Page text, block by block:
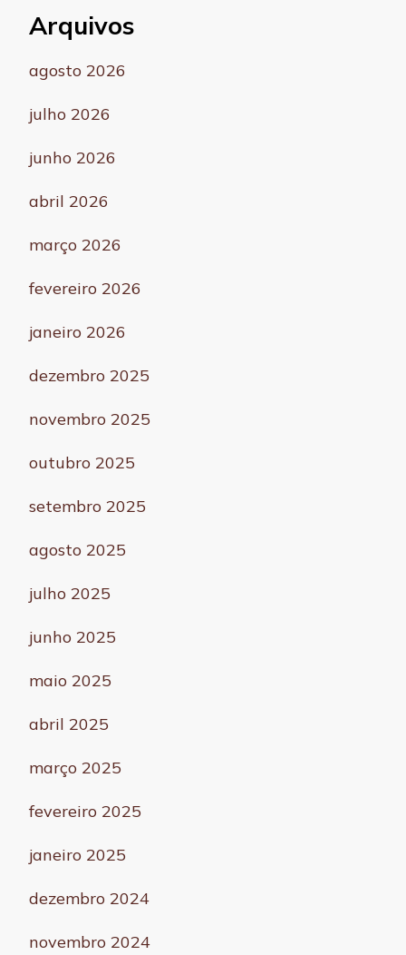
Arquivos
agosto 2026
julho 2026
junho 2026
abril 2026
março 2026
fevereiro 2026
janeiro 2026
dezembro 2025
novembro 2025
outubro 2025
setembro 2025
agosto 2025
julho 2025
junho 2025
maio 2025
abril 2025
março 2025
fevereiro 2025
janeiro 2025
dezembro 2024
novembro 2024